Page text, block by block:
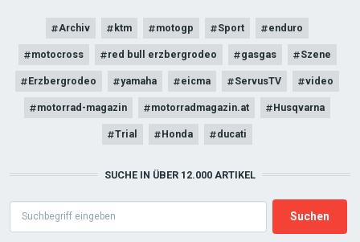
Archiv ktm motogp Sport enduro
motocross red bull erzbergrodeo gasgas Szene
Erzbergrodeo yamaha eicma ServusTV video
motorrad-magazin motorradmagazin.at Husqvarna
Trial Honda ducati
SUCHE IN ÜBER 12.000 ARTIKEL